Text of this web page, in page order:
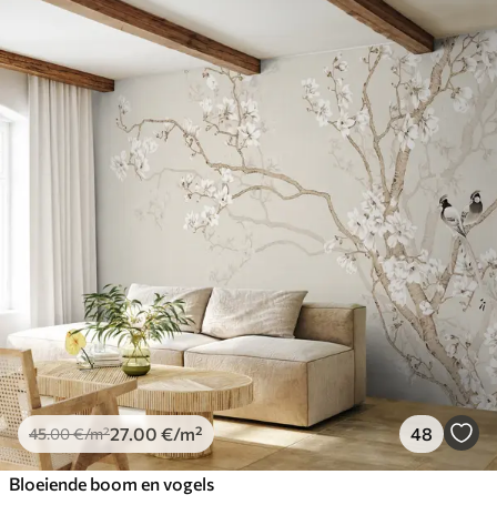
45.00€/m²27.00 €/m² 48
Bloeiende boom en vogels